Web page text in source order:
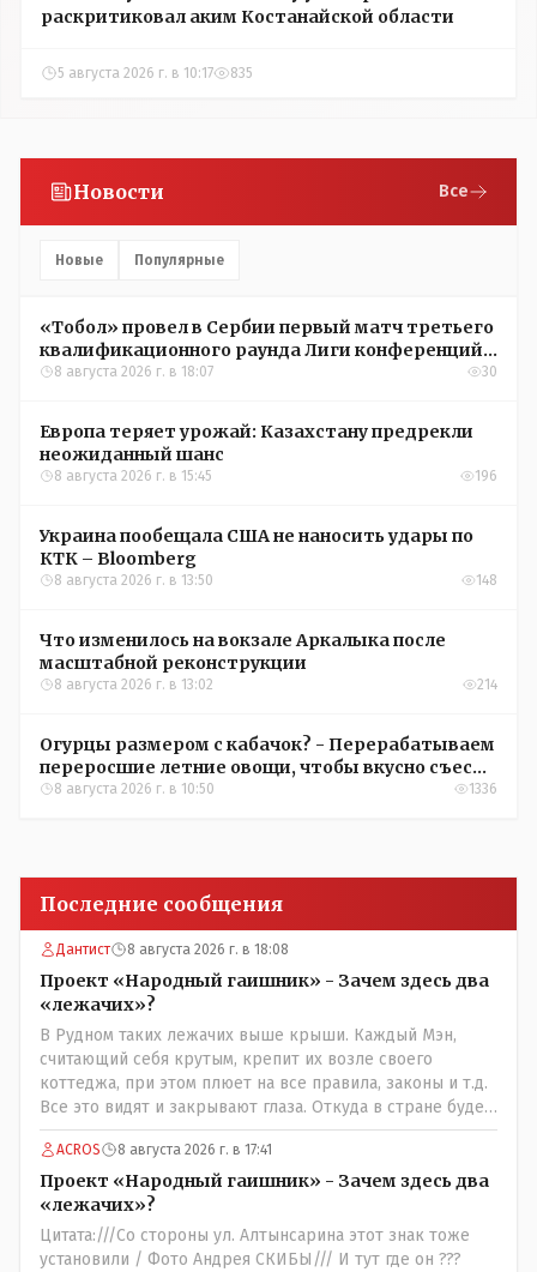
раскритиковал аким Костанайской области
5 августа 2026 г. в 10:17 835
Новости Все
Новые Популярные
«Тобол» провел в Сербии первый матч третьего
квалификационного раунда Лиги конференций
УЕФА
8 августа 2026 г. в 18:07 30
Европа теряет урожай: Казахстану предрекли
неожиданный шанс
8 августа 2026 г. в 15:45 196
Украина пообещала США не наносить удары по
КТК – Bloomberg
8 августа 2026 г. в 13:50 148
Что изменилось на вокзале Аркалыка после
масштабной реконструкции
8 августа 2026 г. в 13:02 214
Огурцы размером с кабачок? - Перерабатываем
переросшие летние овощи, чтобы вкусно съесть
зимой
8 августа 2026 г. в 10:50 1336
Последние сообщения
Дантист 8 августа 2026 г. в 18:08
Проект «Народный гаишник» - Зачем здесь два
«лежачих»?
В Рудном таких лежачих выше крыши. Каждый Мэн,
считающий себя крутым, крепит их возле своего
коттеджа, при этом плюет на все правила, законы и т.д.
Все это видят и закрывают глаза. Откуда в стране будет
порядок?
ACROS 8 августа 2026 г. в 17:41
Проект «Народный гаишник» - Зачем здесь два
«лежачих»?
Цитата:///Со стороны ул. Алтынсарина этот знак тоже
установили / Фото Андрея СКИБЫ/// И тут где он ???